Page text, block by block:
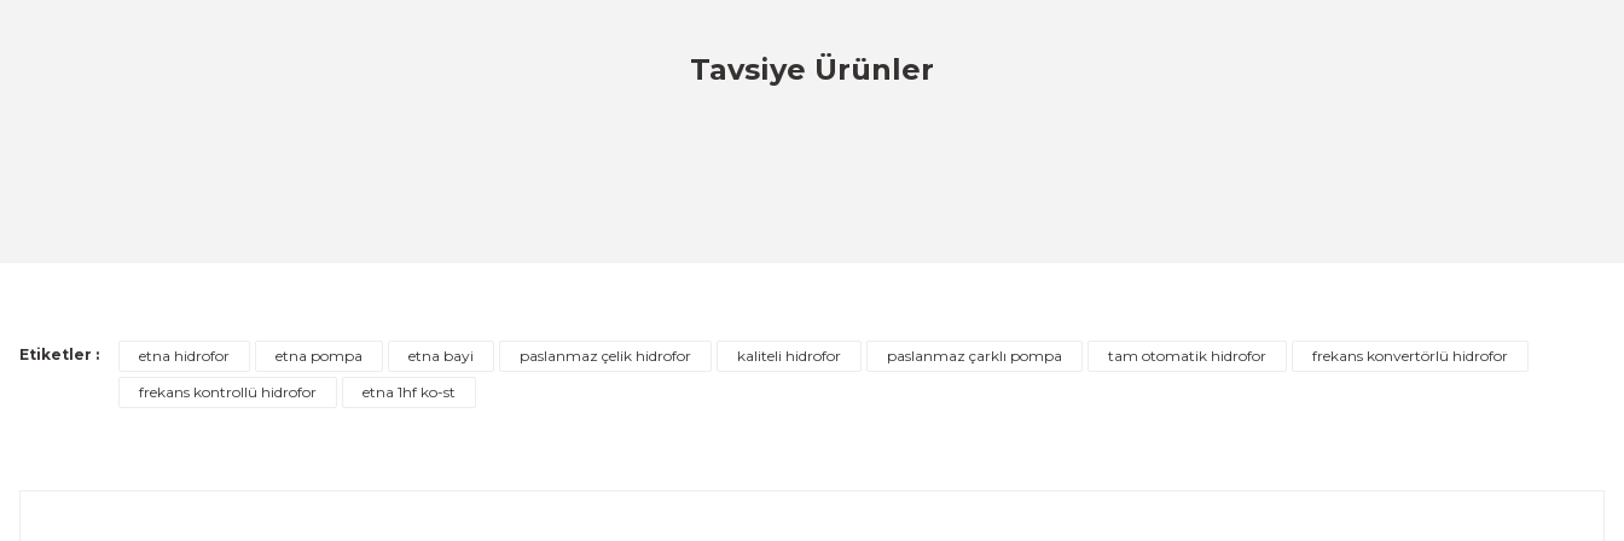
Yorum Yaz
Soru Sor
Deneyimini Paylaş
Tavsiye Ürünler
Etiketler : etna hidrofor etna pompa etna bayi paslanmaz çelik hidrofor kaliteli hidrofor paslanmaz çarklı pompa tam otomatik hidrofor
frekans konvertörlü hidrofor
frekans kontrollü hidrofor
etna 1hf ko-st